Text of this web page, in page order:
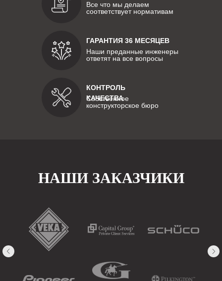
Все что мы делаем
соответствует нормативам
КОНТРОЛЬ
КАЧЕСТВА
Собственное
конструкторское бюро
ГАРАНТИЯ 36 МЕСЯЦЕВ
Наши преданные инженеры
ответят на все вопросы
НАШИ ЗАКАЗЧИКИ